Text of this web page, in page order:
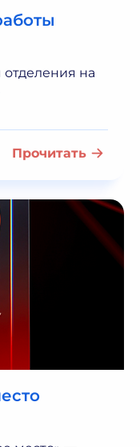
на
Прочитать